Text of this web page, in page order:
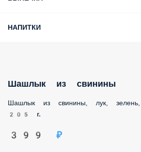
НАПИТКИ
Шашлык из свинины
Шашлык из свинины, лук,
205 г.
399 ₽